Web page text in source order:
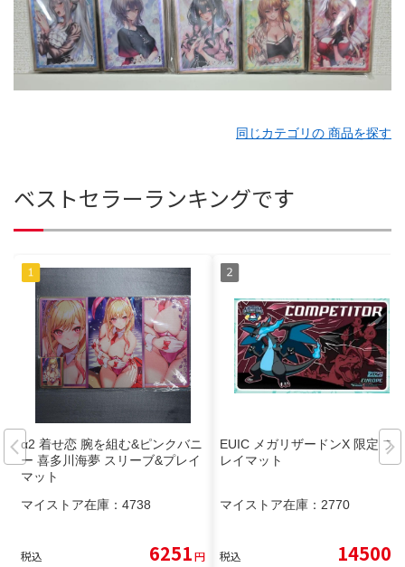
同じカテゴリの 商品を探す
ベストセラーランキングです
α2 着せ恋 腕を組む&ピンクバニ
ー 喜多川海夢 スリーブ&プレイ
マット
マイストア在庫： 4738
税込 6251円
EUIC メガリザードンX 限定 プ
レイマット
マイストア在庫： 2770
税込 14500